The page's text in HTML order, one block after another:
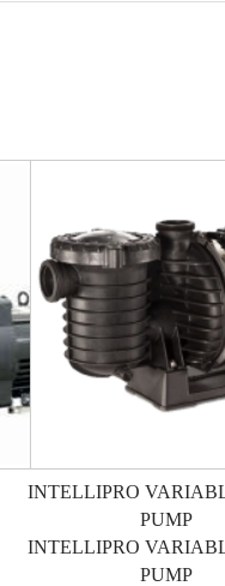
INTELLIPRO
PUMP
INTELLIPRO
PUMP